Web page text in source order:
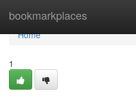
bookmarkplaces
Home
Home
1